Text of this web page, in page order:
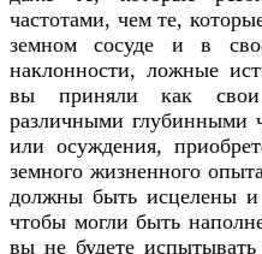
частотами, чем те,
земном сосуде и в
наклонности, ложные
вы приняли как свои
различными глубинными
или осуждения,
земного жизненного
должны быть исцелены и
чтобы могли быть
вы не будете